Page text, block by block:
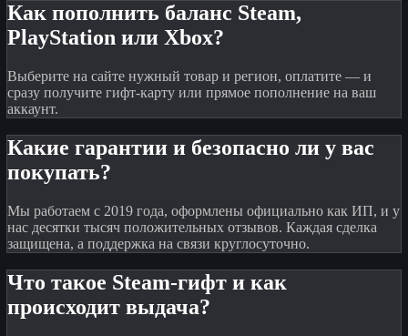
Как пополнить баланс Steam,
PlayStation или Xbox?
Выберите на сайте нужный товар и регион, оплатите — и
сразу получите гифт-карту или прямое пополнение на ваш
аккаунт.
Какие гарантии и безопасно ли у вас
покупать?
Мы работаем с 2019 года, оформлены официально как ИП, и у
нас десятки тысяч положительных отзывов. Каждая сделка
защищена, а поддержка на связи круглосуточно.
Что такое Steam-гифт и как
происходит выдача?